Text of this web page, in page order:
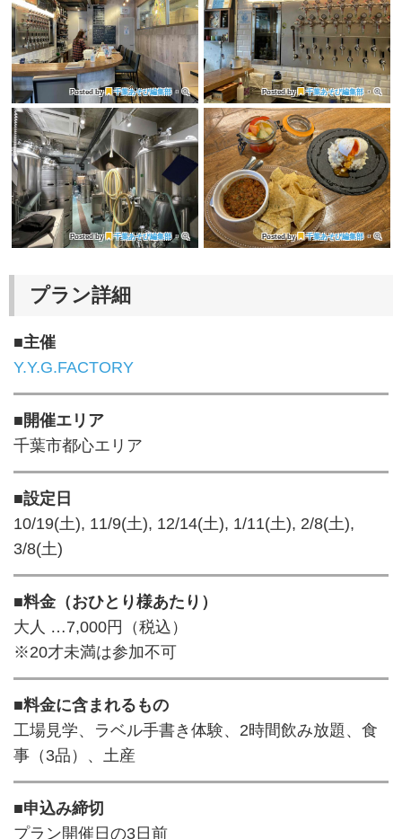
Posted by 千葉あそび編集部 ・ Posted by 千葉あそび編集部 ・
Posted by 千葉あそび編集部 ・ Posted by 千葉あそび編集部・
プラン詳細
■主催
Y.Y.G.FACTORY
■開催エリア
千葉市都心エリア
■設定日
10/19(土), 11/9(土), 12/14(土), 1/11(土), 2/8(土),
3/8(土)
■料金（おひとり様あたり）
大人 …7,000円（税込）
※20才未満は参加不可
■料金に含まれるもの
工場見学、ラベル手書き体験、2時間飲み放題、食
事（3品）、土産
■申込み締切
プラン開催日の3日前